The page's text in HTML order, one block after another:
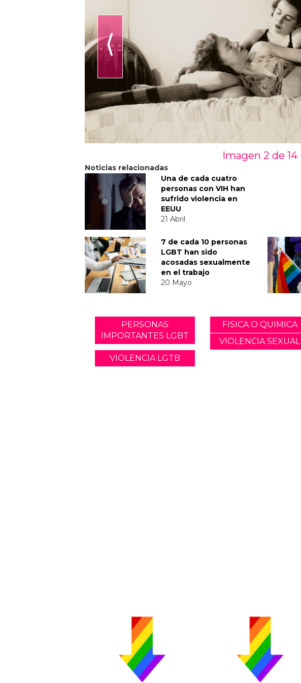
⟨
Imagen 2 de 14
Noticias relacionadas
Una de cada cuatro
personas con VIH han
sufrido violencia en
EEUU
21 Abril
7 de cada 10 personas
LGBT han sido
acosadas sexualmente
en el trabajo
20 Mayo
PERSONAS
IMPORTANTES LGBT
FISICA O QUIMICA
VIOLENCIA SEXUAL
VIOLENCIA LGTB